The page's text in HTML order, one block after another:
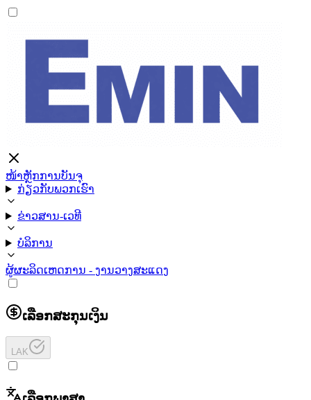
ໜ້າຫຼັກການບັນຈຸ
ກ່ຽວກັບພວກເຮົາ
ຂ່າວສານ-ເວທີ
ບໍລິການ
ຜູ້ຜະລິດເຫດການ - ງານວາງສະແດງ
ເລືອກສະກຸນເງິນ
LAK